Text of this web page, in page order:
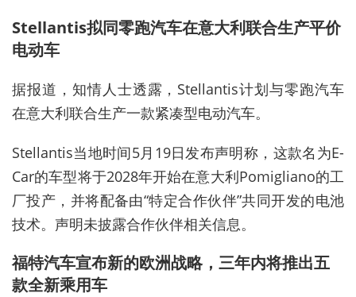
Stellantis拟同零跑汽车在意大利联合生产平价
电动车
据报道，知情人士透露，Stellantis计划与零跑汽车
在意大利联合生产一款紧凑型电动汽车。
Stellantis当地时间5月19日发布声明称，这款名为E-
Car的车型将于2028年开始在意大利Pomigliano的工
厂投产，并将配备由“特定合作伙伴”共同开发的电池
技术。声明未披露合作伙伴相关信息。
福特汽车宣布新的欧洲战略，三年内将推出五
款全新乘用车